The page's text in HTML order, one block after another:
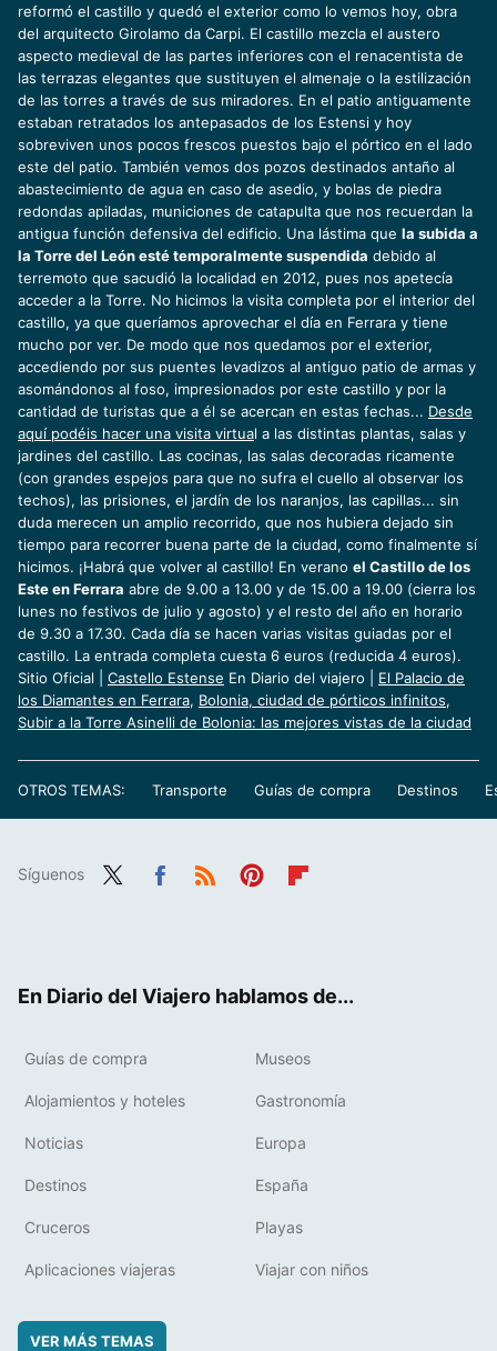
reformó el castillo y quedó el exterior como lo vemos hoy, obra
del arquitecto Girolamo da Carpi. El castillo mezcla el austero
aspecto medieval de las partes inferiores con el renacentista de
las terrazas elegantes que sustituyen el almenaje o la estilización
de las torres a través de sus miradores. En el patio antiguamente
estaban retratados los antepasados de los Estensi y hoy
sobreviven unos pocos frescos puestos bajo el pórtico en el lado
este del patio. También vemos dos pozos destinados antaño al
abastecimiento de agua en caso de asedio, y bolas de piedra
redondas apiladas, municiones de catapulta que nos recuerdan la
antigua función defensiva del edificio. Una lástima que la subida a
la Torre del León esté temporalmente suspendida debido al
terremoto que sacudió la localidad en 2012, pues nos apetecía
acceder a la Torre. No hicimos la visita completa por el interior del
castillo, ya que queríamos aprovechar el día en Ferrara y tiene
mucho por ver. De modo que nos quedamos por el exterior,
accediendo por sus puentes levadizos al antiguo patio de armas y
asomándonos al foso, impresionados por este castillo y por la
cantidad de turistas que a él se acercan en estas fechas... Desde
aquí podéis hacer una visita virtual a las distintas plantas, salas y
jardines del castillo. Las cocinas, las salas decoradas ricamente
(con grandes espejos para que no sufra el cuello al observar los
techos), las prisiones, el jardín de los naranjos, las capillas... sin
duda merecen un amplio recorrido, que nos hubiera dejado sin
tiempo para recorrer buena parte de la ciudad, como finalmente sí
hicimos. ¡Habrá que volver al castillo! En verano el Castillo de los
Este en Ferrara abre de 9.00 a 13.00 y de 15.00 a 19.00 (cierra los
lunes no festivos de julio y agosto) y el resto del año en horario
de 9.30 a 17.30. Cada día se hacen varias visitas guiadas por el
castillo. La entrada completa cuesta 6 euros (reducida 4 euros).
Sitio Oficial | Castello Estense En Diario del viajero | El Palacio de
los Diamantes en Ferrara, Bolonia, ciudad de pórticos infinitos,
Subir a la Torre Asinelli de Bolonia: las mejores vistas de la ciudad
OTROS TEMAS: Transporte Guías de compra Destinos
Síguenos
En Diario del Viajero hablamos de...
Guías de compra Museos
Alojamientos y hoteles Gastronomía
Noticias Europa
Destinos España
Cruceros Playas
Aplicaciones viajeras Viajar con niños
VER MÁS TEMAS